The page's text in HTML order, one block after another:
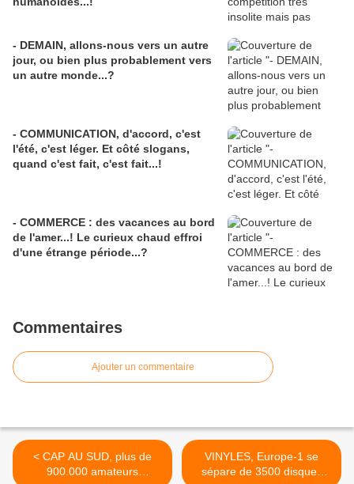
- DEMAIN, allons-nous vers un autre
jour, ou bien plus probablement vers
un autre monde...?
- COMMUNICATION, d'accord, c'est
l'été, c'est léger. Et côté slogans,
quand c'est fait, c'est fait...!
- COMMERCE : des vacances au bord
de l'amer...! Le curieux chaud effroi
d'une étrange période...?
Commentaires
Ajouter un commentaire
< CAP AU SUD, plus de
900.000 amateurs
VINYLES, Europe-1 se
sépare de 3500 disques